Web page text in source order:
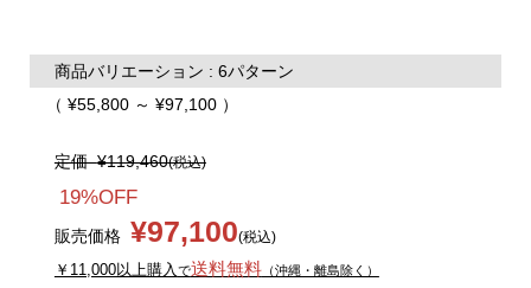
商品バリエーション : 6パターン
（ ¥55,800 ～ ¥97,100 ）
定価¥119,460(税込)
19%OFF
販売価格 ¥97,100(税込)
￥11,000以上購入 で送料無料（沖縄・離島除く）